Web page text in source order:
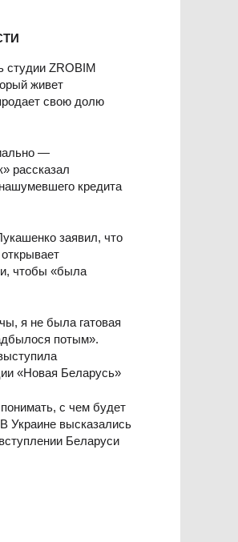
студии ZROBIM
живет
свою долю
—
рассказал
кредита
заявил, что
чтобы «была
я не была гатовая
потым».
«Новая Беларусь»
с чем будет
Украине высказались
Беларуси